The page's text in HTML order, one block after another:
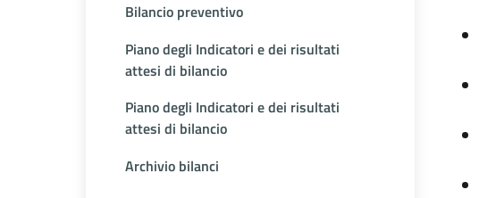
Bilancio preventivo
Piano degli Indicatori e dei risultati
attesi di bilancio
Piano degli Indicatori e dei risultati
attesi di bilancio
Archivio bilanci